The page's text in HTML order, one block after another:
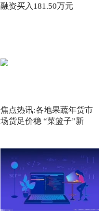
融资买入181.50万元
焦点热讯:各地果蔬年货市
场货足价稳 “菜篮子”新